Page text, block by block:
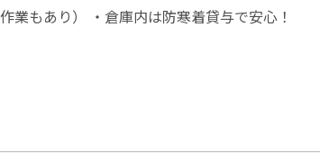
業もあり） ・倉庫内は防寒着貸与で安心！